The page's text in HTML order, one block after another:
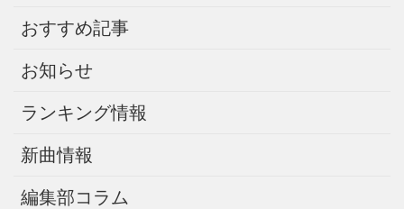
おすすめ記事
お知らせ
ランキング情報
新曲情報
編集部コラム